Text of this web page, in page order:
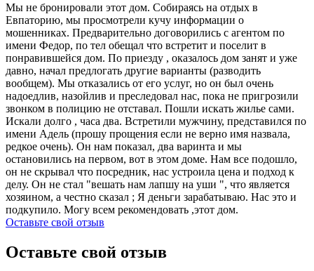
Мы не бронировали этот дом. Собираясь на отдых в
Евпаторию, мы просмотрели кучу информации о
мошенниках. Предварительно договорились с агентом по
имени Федор, по тел обещал что встретит и поселит в
понравившейся дом. По приезду , оказалось дом занят и уже
давно, начал предлогать другие варианты (разводить
вообщем). Мы отказались от его услуг, но он был очень
надоедлив, назойлив и преследовал нас, пока не пригрозили
звонком в полицию не отставал. Пошли искать жилье сами.
Искали долго , часа два. Встретили мужчину, представился по
имени Адель (прошу прощения если не верно имя назвала,
редкое очень). Он нам показал, два варинта и мы
остановились на первом, вот в этом доме. Нам все подошло,
он не скрывал что посредник, нас устроила цена и подход к
делу. Он не стал "вешать нам лапшу на уши ", что является
хозяином, а честно сказал ; Я деньги зарабатываю. Нас это и
подкупило. Могу всем рекомендовать ,этот дом.
Оставьте свой отзыв
Оставьте свой отзыв